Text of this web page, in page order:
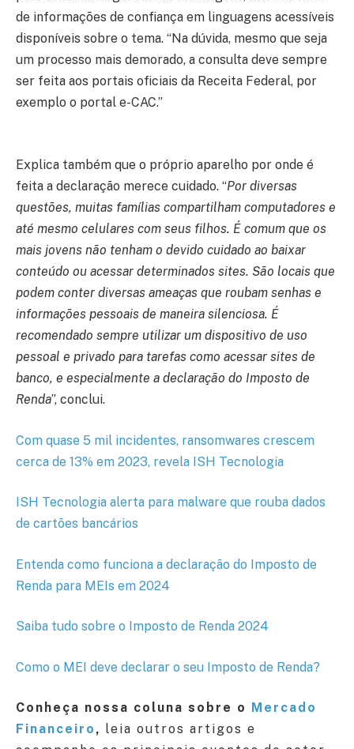
de informações de confiança em linguagens acessíveis
disponíveis sobre o tema. “Na dúvida, mesmo que seja
um processo mais demorado, a consulta deve sempre
ser feita aos portais oficiais da Receita Federal, por
exemplo o portal e-CAC.”
Explica também que o próprio aparelho por onde é
feita a declaração merece cuidado. “Por diversas
questões, muitas famílias compartilham computadores e
até mesmo celulares com seus filhos. É comum que os
mais jovens não tenham o devido cuidado ao baixar
conteúdo ou acessar determinados sites. São locais que
podem conter diversas ameaças que roubam senhas e
informações pessoais de maneira silenciosa. É
recomendado sempre utilizar um dispositivo de uso
pessoal e privado para tarefas como acessar sites de
banco, e especialmente a declaração do Imposto de
Renda”, conclui.
Com quase 5 mil incidentes, ransomwares crescem
cerca de 13% em 2023, revela ISH Tecnologia
ISH Tecnologia alerta para malware que rouba dados
de cartões bancários
Entenda como funciona a declaração do Imposto de
Renda para MEIs em 2024
Saiba tudo sobre o Imposto de Renda 2024
Como o MEI deve declarar o seu Imposto de Renda?
Conheça nossa coluna sobre o
Mercado
Financeiro , leia outros artigos e